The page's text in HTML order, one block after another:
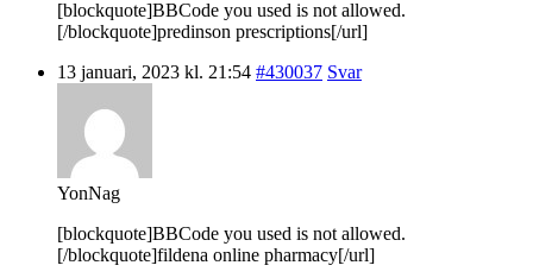
[blockquote]BBCode you used is not allowed.
[/blockquote]predinson prescriptions[/url]
13 januari, 2023 kl. 21:54 #430037 Svar
YonNag
[blockquote]BBCode you used is not allowed.
[/blockquote]fildena online pharmacy[/url]